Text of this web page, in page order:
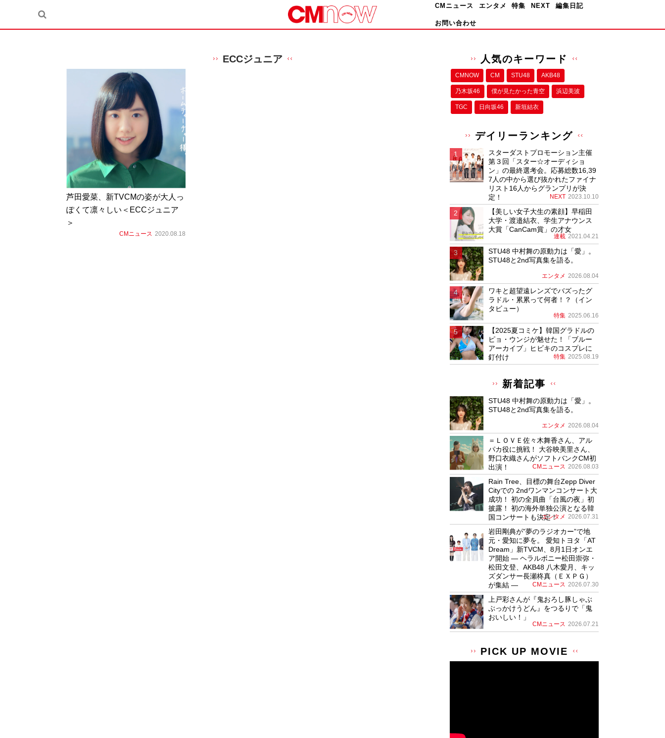
CMニュース エンタメ 特集 NEXT 編集日記
お問い合わせ
ECCジュニア
芦田愛菜、新TVCMの姿が大人っ
ぽくて凛々しい＜ECCジュニア
＞
CMニュース 2020.08.18
人気のキーワード
CMNOW CM STU48 AKB48
乃木坂46 僕が⾒たかった⻘空 浜辺美波
TGC 日向坂46 新垣結衣
デイリーランキング
スターダストプロモーション主催
第３回「スター☆オーディショ
ン」の最終選考会。応募総数16,39
7人の中から選び抜かれたファイナ
リスト16人からグランプリが決
定！
NEXT 2023.10.10
【美しい女子大生の素顔】早稲田
大学・渡邉結衣、学生アナウンス
大賞「CanCam賞」の才女
連載 2021.04.21
STU48 中村舞の原動力は「愛」。
STU48と2nd写真集を語る。
エンタメ 2026.08.04
ワキと超望遠レンズでバズったグ
ラドル・累累って何者！？（イン
タビュー）
特集 2025.06.16
【2025夏コミケ】韓国グラドルの
ピョ・ウンジが魅せた！「ブルー
アーカイブ」ヒビキのコスプレに
釘付け
特集 2025.08.19
新着記事
STU48 中村舞の原動力は「愛」。
STU48と2nd写真集を語る。
エンタメ 2026.08.04
＝ＬＯＶＥ佐々木舞香さん、アル
パカ役に挑戦！ 大谷映美里さん、
野口衣織さんがソフトバンクCM初
出演！
CMニュース 2026.08.03
Rain Tree、目標の舞台Zepp Diver
Cityでの 2ndワンマンコンサート大
成功！ 初の全員曲「台風の夜」初
披露！ 初の海外単独公演となる韓
国コンサートも決定！
エンタメ 2026.07.31
岩田剛典が”夢のラジオカー”で地
元・愛知に夢を。 愛知トヨタ「AT
Dream」新TVCM、8月1日オンエ
ア開始 ― ヘラルボニー松田崇弥・
松田文登、AKB48 八木愛月、キッ
ズダンサー長瀬柊真（ＥＸＰＧ）
が集結 ―
CMニュース 2026.07.30
上戸彩さんが『鬼おろし豚しゃぶ
ぶっかけうどん』をつるりで「鬼
おいしい！」
CMニュース 2026.07.21
PICK UP MOVIE